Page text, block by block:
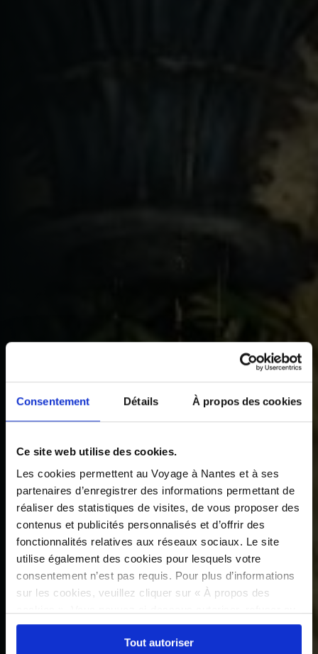
Consentement Détails À propos des cookies
Ce site web utilise des cookies.
Les cookies permettent au Voyage à Nantes et à ses
partenaires d’enregistrer des informations permettant de
réaliser des statistiques de visites, de vous proposer des
contenus et publicités personnalisés et d’offrir des
fonctionnalités relatives aux réseaux sociaux. Le site
utilise également des cookies pour lesquels votre
consentement n’est pas requis. Pour plus d’informations
sur les cookies, veuillez cliquer sur « À propos des
sélectionner les cookies selon les finalités via l'onglet
« Détails ». À tout moment, vous pouvez modifier votre
Tout autoriser